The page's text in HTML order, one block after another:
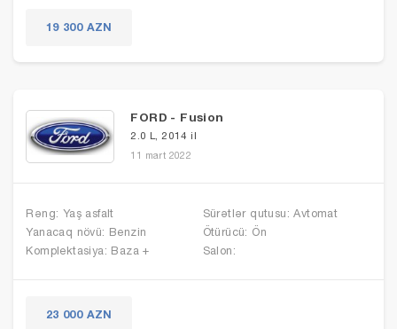
19 300 AZN
FORD - Fusion
2.0 L, 2014 il
11 mart 2022
Rəng: Yaş asfalt
Yanacaq növü: Benzin
Komplektasiya: Baza +
Sürətlər qutusu: Avtomat
Ötürücü: Ön
Salon:
23 000 AZN